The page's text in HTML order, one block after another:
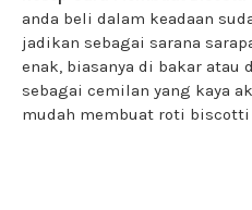
anda beli dalam keadaan
jadikan sebagai sarana
enak, biasanya di bakar atau
sebagai cemilan yang kaya
mudah membuat roti